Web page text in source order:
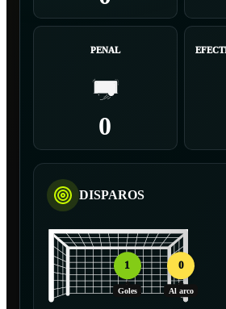
PENAL
0
DISPAROS
1
Goles
0
Al arco